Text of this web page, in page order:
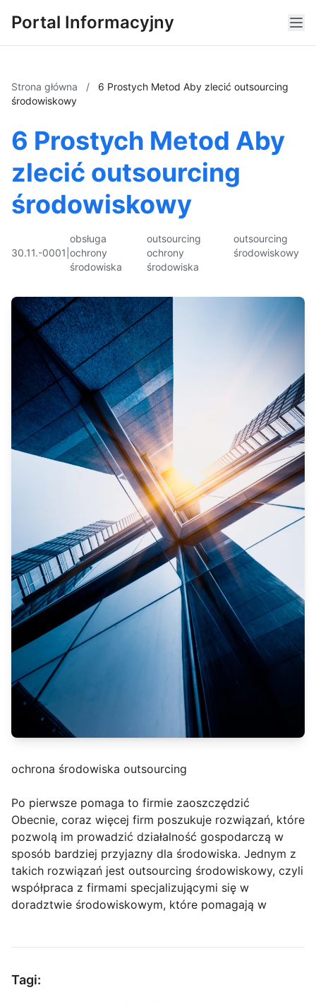
Portal Informacyjny
Strona główna /
6 Prostych Metod Aby zlecić outsourcing
środowiskowy
6 Prostych Metod Aby
zlecić outsourcing
środowiskowy
30.11.-0001
obsługa
ochrony
środowiska
outsourcing
ochrony
środowiska
outsourcing
środowiskowy
ochrona środowiska outsourcing
Po pierwsze pomaga to firmie zaoszczędzić
Obecnie, coraz więcej firm poszukuje rozwiązań, które
pozwolą im prowadzić działalność gospodarczą w
sposób bardziej przyjazny dla środowiska. Jednym z
takich rozwiązań jest outsourcing środowiskowy, czyli
współpraca z firmami specjalizującymi się w
doradztwie środowiskowym, które pomagają w
Tagi: